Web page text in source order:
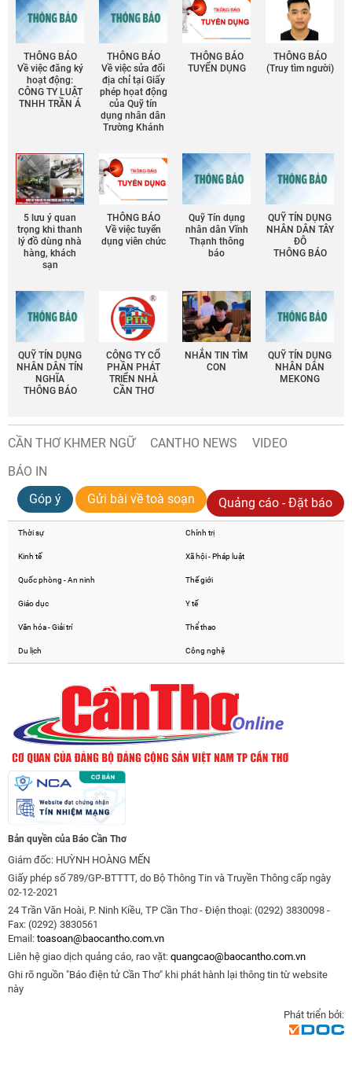
THÔNG BÁO
Về việc đăng ký
hoạt động:
CÔNG TY LUẬT
TNHH TRẦN Á
THÔNG BÁO
Về việc sửa đổi
địa chỉ tại Giấy
phép họat động
của Quỹ tín
dụng nhân dân
Trường Khánh
THÔNG BÁO
TUYỂN DỤNG
THÔNG BÁO
(Truy tìm người)
5 lưu ý quan
trọng khi thanh
lý đồ dùng nhà
hàng, khách
sạn
THÔNG BÁO
Về việc tuyển
dụng viên chức
Quỹ Tín dụng
nhân dân Vĩnh
Thạnh thông
báo
QUỸ TÍN DỤNG
NHÂN DÂN TÂY
ĐÔ
THÔNG BÁO
QUỸ TÍN DỤNG
NHÂN DÂN TÍN
NGHĨA
THÔNG BÁO
CÔNG TY CỔ
PHẦN PHÁT
TRIỂN NHÀ
CẦN THƠ
NHẮN TIN TÌM
CON
QUỸ TÍN DỤNG
NHÂN DÂN
MEKONG
CẦN THƠ KHMER NGỮ CANTHO NEWS
VIDEO
BÁO IN
Góp ý
Gửi bài về toà soạn Quảng cáo - Đặt báo
Thời sự Chính trị
Kinh tế Xã hội - Pháp luật
Quốc phòng - An ninh Thế giới
Giáo dục Y tế
Văn hóa - Giải trí Thể thao
Du lịch Công nghệ
Bản quyền của Báo Cần Thơ
Giám đốc: HUỲNH HOÀNG MẾN
Giấy phép số 789/GP-BTTTT, do Bộ Thông Tin và Truyền Thông cấp ngày
02-12-2021
24 Trần Văn Hoài, P. Ninh Kiều, TP Cần Thơ - Điện thoại: (0292) 3830098 -
Fax: (0292) 3830561
Email: toasoan@baocantho.com.vn
Liên hệ giao dịch quảng cáo, rao vặt: quangcao@baocantho.com.vn
Ghi rõ nguồn "Báo điện tử Cần Thơ" khi phát hành lại thông tin từ website
này
Phát triển bởi: